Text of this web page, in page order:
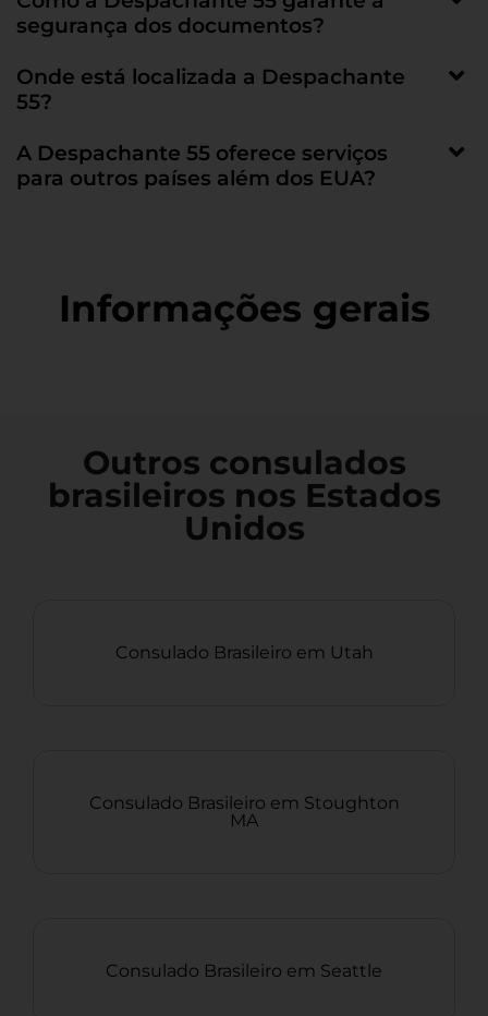
segurança dos documentos?
Onde está localizada a Despachante
55?
A Despachante 55 oferece serviços
para outros países além dos EUA?
Informações gerais
Outros consulados
brasileiros nos Estados
Unidos
Consulado Brasileiro em Utah
Consulado Brasileiro em Stoughton
MA
Consulado Brasileiro em Seattle